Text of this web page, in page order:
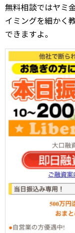
無料相談ではヤミ
イミングを細かく
できますよ。